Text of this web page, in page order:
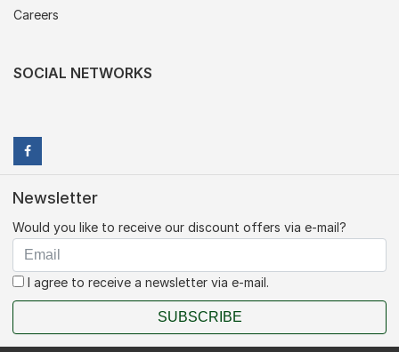
Careers
SOCIAL NETWORKS
Newsletter
Would you like to receive our discount offers via e-mail?
I agree to receive a newsletter via e-mail.
SUBSCRIBE